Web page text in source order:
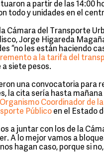
a partir de las 14:00
todo y unidades en el
Cámara del Transporte
Jorge Higareda
“no les están haciendo
a la tarifa del
siete pesos.
una convocatoria para
la cita sería hasta mañana
Organismo Coordinador de
Público en el Estado
a juntar con los de la
A lo mejor vamos a
hagan caso, porque si